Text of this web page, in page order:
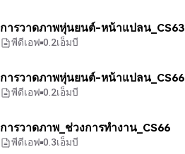
การวาดภาพหุ่นยนต์-หน้าแปลน_CS63
พีดีเอฟ 0.2เอ็มบี
การวาดภาพหุ่นยนต์-หน้าแปลน_CS66
พีดีเอฟ 0.2เอ็มบี
การวาดภาพ_ช่วงการทำงาน_CS66
พีดีเอฟ 0.3เอ็มบี